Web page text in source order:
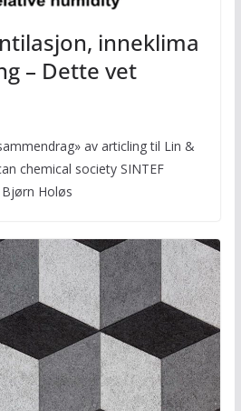
inneklima
– Dette vet
av articling til Lin &
chemical society SINTEF
Holøs